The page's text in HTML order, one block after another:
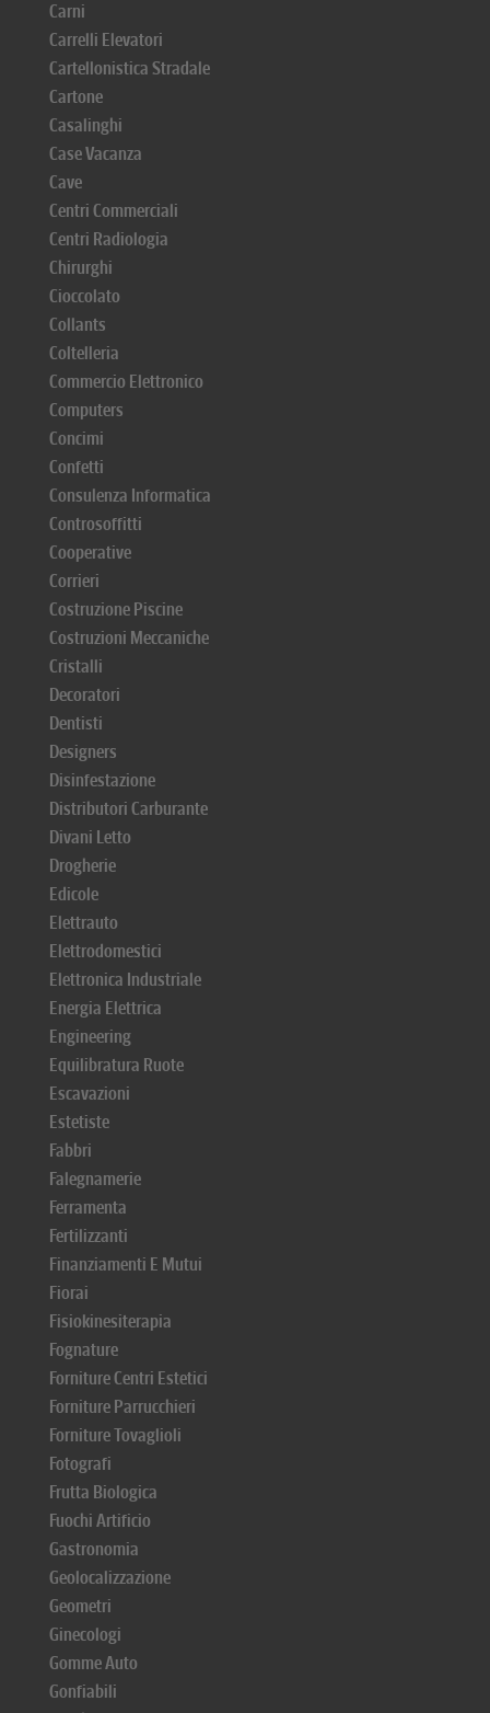
Carni
Carrelli Elevatori
Cartellonistica Stradale
Cartone
Casalinghi
Case Vacanza
Cave
Centri Commerciali
Centri Radiologia
Chirurghi
Cioccolato
Collants
Coltelleria
Commercio Elettronico
Computers
Concimi
Confetti
Consulenza Informatica
Controsoffitti
Cooperative
Corrieri
Costruzione Piscine
Costruzioni Meccaniche
Cristalli
Decoratori
Dentisti
Designers
Disinfestazione
Distributori Carburante
Divani Letto
Drogherie
Edicole
Elettrauto
Elettrodomestici
Elettronica Industriale
Energia Elettrica
Engineering
Equilibratura Ruote
Escavazioni
Estetiste
Fabbri
Falegnamerie
Ferramenta
Fertilizzanti
Finanziamenti E Mutui
Fiorai
Fisiokinesiterapia
Fognature
Forniture Centri Estetici
Forniture Parrucchieri
Forniture Tovaglioli
Fotografi
Frutta Biologica
Fuochi Artificio
Gastronomia
Geolocalizzazione
Geometri
Ginecologi
Gomme Auto
Gonfiabili